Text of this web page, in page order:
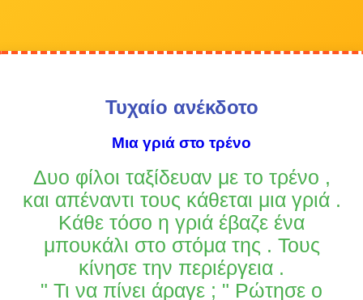
Τυχαίο ανέκδοτο
Μια γριά στο τρένο
Δυο φίλοι ταξίδευαν με το τρένο ,
και απέναντι τους κάθεται μια γριά .
Κάθε τόσο η γριά έβαζε ένα
μπουκάλι στο στόμα της . Τους
κίνησε την περιέργεια .
" Τι να πίνει άραγε ; " Ρώτησε ο